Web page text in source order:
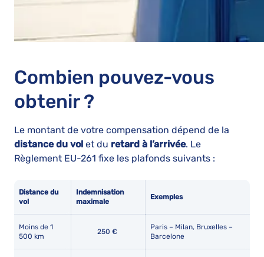
Combien pouvez-vous
obtenir ?
Le montant de votre compensation dépend de la
distance du vol et du retard à l’arrivée. Le
Règlement EU-261 fixe les plafonds suivants :
Distance du
vol
Indemnisation
maximale
Exemples
Moins de 1
500 km
250 €
Paris – Milan, Bruxelles –
Barcelone